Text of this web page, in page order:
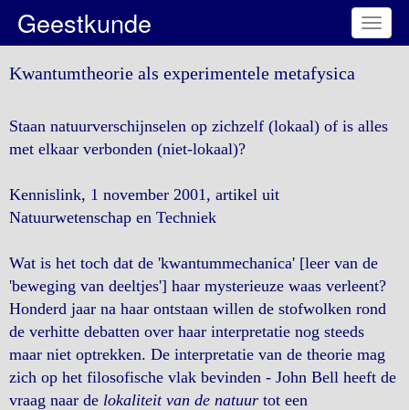
Toggle
Geestkunde
Kwantumtheorie als experimentele metafysica
Staan natuurverschijnselen op zichzelf (lokaal) of is alles
met elkaar verbonden (niet-lokaal)?
Kennislink, 1 november 2001, artikel uit
Natuurwetenschap en Techniek
Wat is het toch dat de 'kwantummechanica' [leer van de
'beweging van deeltjes'] haar mysterieuze waas verleent?
Honderd jaar na haar ontstaan willen de stofwolken rond
de verhitte debatten over haar interpretatie nog steeds
maar niet optrekken. De interpretatie van de theorie mag
zich op het filosofische vlak bevinden - John Bell heeft de
vraag naar de lokaliteit van de natuur tot een